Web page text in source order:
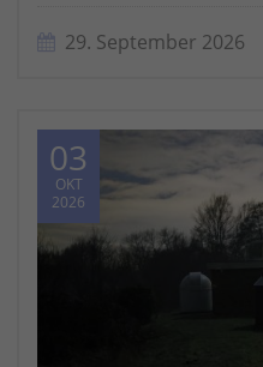
29. September 2026
03
OKT
2026